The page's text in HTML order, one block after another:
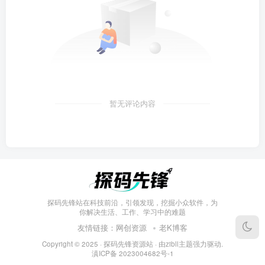
暂无评论内容
探码先锋站在科技前沿，引领发现，挖掘小众软件，为
你解决生活、工作、学习中的难题
友情链接： 网创资源 老K博客
Copyright © 2025 · 探码先锋资源站 · 由zibll主题强力驱动.
滇ICP备 2023004682号-1